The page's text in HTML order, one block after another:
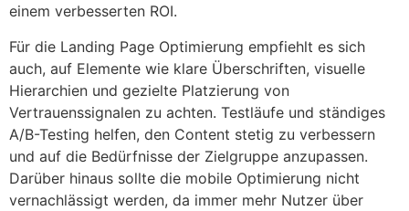
einem verbesserten ROI.
Für die Landing Page Optimierung empfiehlt es sich
auch, auf Elemente wie klare Überschriften, visuelle
Hierarchien und gezielte Platzierung von
Vertrauenssignalen zu achten. Testläufe und ständiges
A/B-Testing helfen, den Content stetig zu verbessern
und auf die Bedürfnisse der Zielgruppe anzupassen.
Darüber hinaus sollte die mobile Optimierung nicht
vernachlässigt werden, da immer mehr Nutzer über